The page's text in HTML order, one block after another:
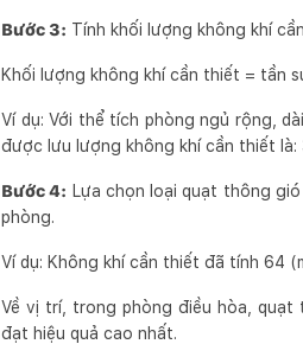
Bước 3: Tính khối lượng không khí
Khối lượng không khí cần thiết = tần
Ví dụ: Với thể tích phòng ngủ rộng,
được lưu lượng không khí cần thiết là:
Bước 4: Lựa chọn loại quạt thông
phòng.
Ví dụ: Không khí cần thiết đã tính 64
Về vị trí, trong phòng điều hòa,
đạt hiệu quả cao nhất.